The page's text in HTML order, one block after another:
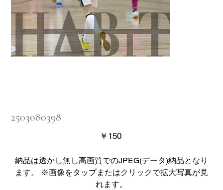
2503080398
価
格
￥150
納品は透かし無し高画質でのJPEG(データ)納品となり
ます。 ※画像をタップまたはクリックで拡大写真が見
れます。